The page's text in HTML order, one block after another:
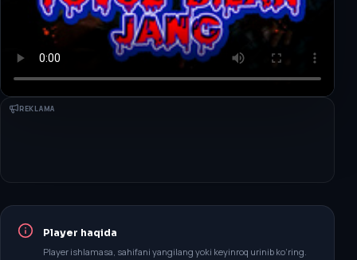
REKLAMA
Player haqida
Player ishlamasa, sahifani yangilang yoki keyinroq urinib ko‘ring.